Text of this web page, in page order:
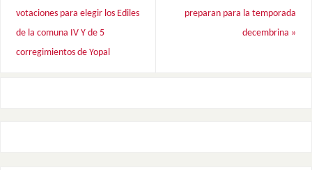
votaciones para elegir los Ediles
de la comuna IV Y de 5
corregimientos de Yopal
preparan para la temporada
decembrina »